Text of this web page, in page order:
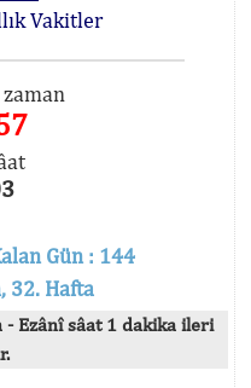
Vakitler
Gün : 144
32. Hafta
- Ezânî sâat 1 dakika ileri